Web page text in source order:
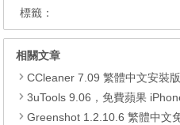
標籤：
相關文章
CCleaner 7.09 繁體中文安裝
3uTools 9.06，免費蘋果 iPhone /
Greenshot 1.2.10.6 繁體中文免安